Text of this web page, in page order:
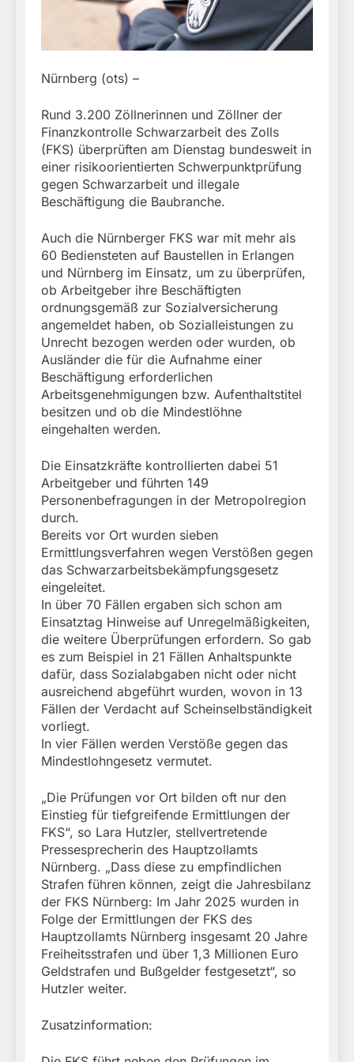
führt zur Sicherstellung
unversteuerter Zigaretten
und Einleitung eines
Steuerstrafverfahrens
Kraftfahrzeug über die
Grenze
eingereist/Bundespolizei
3. August 2026
Nürnberg (ots) –
Rund 3.200 Zöllnerinnen und Zöllner der
Finanzkontrolle Schwarzarbeit des Zolls
(FKS) überprüften am Dienstag bundesweit in
einer risikoorientierten Schwerpunktprüfung
gegen Schwarzarbeit und illegale
Beschäftigung die Baubranche.
Auch die Nürnberger FKS war mit mehr als
60 Bediensteten auf Baustellen in Erlangen
und Nürnberg im Einsatz, um zu überprüfen,
ob Arbeitgeber ihre Beschäftigten
ordnungsgemäß zur Sozialversicherung
angemeldet haben, ob Sozialleistungen zu
Unrecht bezogen werden oder wurden, ob
Ausländer die für die Aufnahme einer
Beschäftigung erforderlichen
Arbeitsgenehmigungen bzw. Aufenthaltstitel
besitzen und ob die Mindestlöhne
eingehalten werden.
Die Einsatzkräfte kontrollierten dabei 51
Arbeitgeber und führten 149
Personenbefragungen in der Metropolregion
durch.
Bereits vor Ort wurden sieben
Ermittlungsverfahren wegen Verstößen gegen
das Schwarzarbeitsbekämpfungsgesetz
eingeleitet.
In über 70 Fällen ergaben sich schon am
Einsatztag Hinweise auf Unregelmäßigkeiten,
die weitere Überprüfungen erfordern. So gab
es zum Beispiel in 21 Fällen Anhaltspunkte
dafür, dass Sozialabgaben nicht oder nicht
ausreichend abgeführt wurden, wovon in 13
Fällen der Verdacht auf Scheinselbständigkeit
vorliegt.
In vier Fällen werden Verstöße gegen das
Mindestlohngesetz vermutet.
„Die Prüfungen vor Ort bilden oft nur den
Einstieg für tiefgreifende Ermittlungen der
FKS“, so Lara Hutzler, stellvertretende
Pressesprecherin des Hauptzollamts
Nürnberg. „Dass diese zu empfindlichen
Strafen führen können, zeigt die Jahresbilanz
der FKS Nürnberg: Im Jahr 2025 wurden in
Folge der Ermittlungen der FKS des
Hauptzollamts Nürnberg insgesamt 20 Jahre
Freiheitsstrafen und über 1,3 Millionen Euro
Geldstrafen und Bußgelder festgesetzt“, so
Hutzler weiter.
Zusatzinformation: